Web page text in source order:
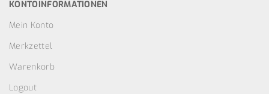
KONTOINFORMATIONEN
Mein Konto
Merkzettel
Warenkorb
Logout